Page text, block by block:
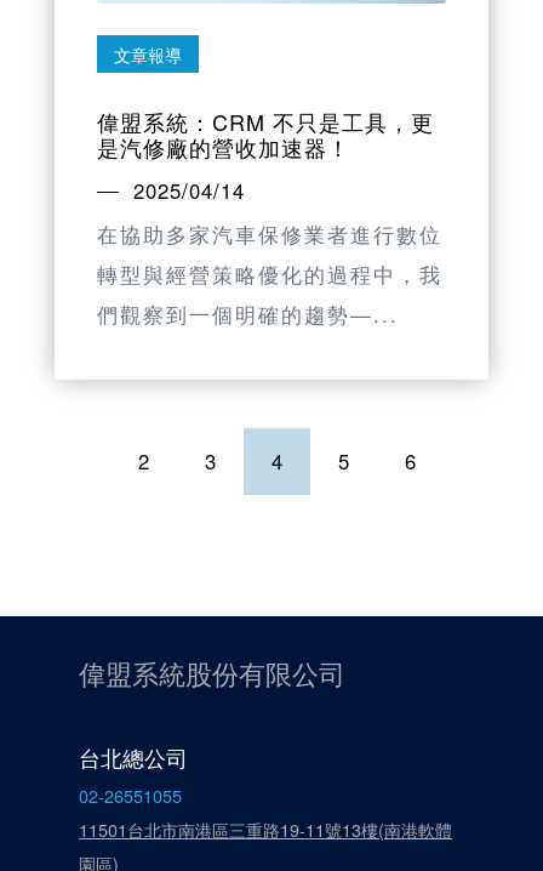
文章報導
偉盟系統：CRM 不只是工具，更
是汽修廠的營收加速器！
2025/04/14
在協助多家汽車保修業者進行數位
轉型與經營策略優化的過程中，我
們觀察到一個明確的趨勢—...
2 3 4 5 6
偉盟系統股份有限公司
台北總公司
02-26551055
11501台北市南港區三重路19-11號13樓(南港軟體
園區)